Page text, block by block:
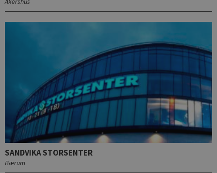
SANDVIKA STORSENTER
Bærum